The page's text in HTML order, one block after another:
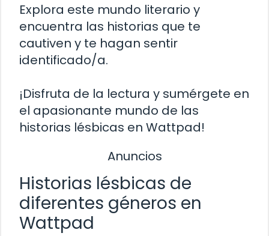
Explora este mundo literario y
encuentra las historias que te
cautiven y te hagan sentir
identificado/a.
¡Disfruta de la lectura y sumérgete en
el apasionante mundo de las
historias lésbicas en Wattpad!
Anuncios
Historias lésbicas de
diferentes géneros en
Wattpad